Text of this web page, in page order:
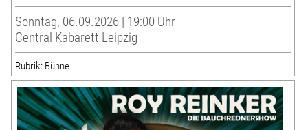
Sonntag, 06.09.2026 | 19:00 Uhr
Central Kabarett Leipzig
Rubrik: Bühne